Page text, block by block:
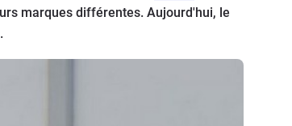
marques différentes. Aujourd'hui, le